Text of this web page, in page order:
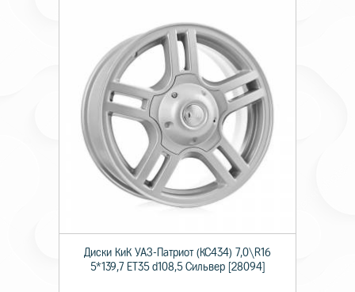
Диски КиК УАЗ-Патриот (КС434) 7,0\R16
5*139,7 ET35 d108,5 Сильвер [28094]